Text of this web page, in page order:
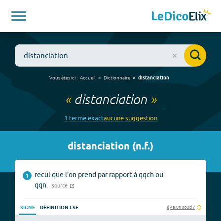
Vous êtes ici : Accueil Dictionnaire distanciation
« distanciation »
1 termeexactaucunesuggestion
distanciation (n.f.)
1
recul que l'on prend par rapport à qqch ou
qqn.
source
SIGNE DÉFINITION LSF Il y a un souci ?